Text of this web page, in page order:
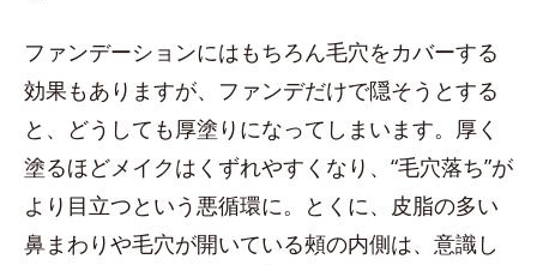
ファンデーションにはもちろん毛穴をカバーする
効果もありますが、ファンデだけで隠そうとする
と、どうしても厚塗りになってしまいます。厚く
塗るほどメイクはくずれやすくなり、“毛穴落ち”が
より目立つという悪循環に。とくに、皮脂の多い
鼻まわりや毛穴が開いている頰の内側は、意識し